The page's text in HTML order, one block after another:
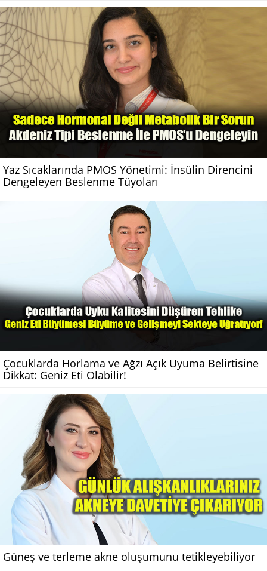
Yaz Sıcaklarında PMOS Yönetimi: İnsülin Direncini
Dengeleyen Beslenme Tüyoları
Çocuklarda Horlama ve Ağzı Açık Uyuma Belirtisine
Dikkat: Geniz Eti Olabilir!
Güneş ve terleme akne oluşumunu tetikleyebiliyor